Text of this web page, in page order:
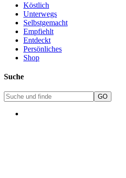
Köstlich
Unterwegs
Selbstgemacht
Empfiehlt
Entdeckt
Persönliches
Shop
Suche